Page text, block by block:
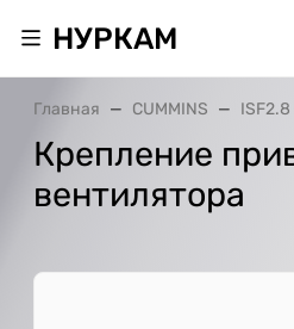
НУРКАМ
Главная CUMMINS ISF2.8
Крепление
вентилятора